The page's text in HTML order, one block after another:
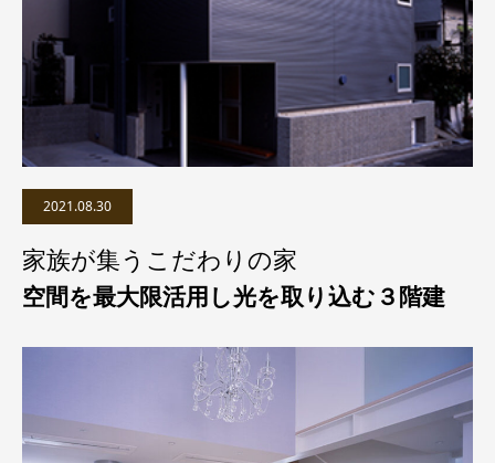
2021.08.30
家族が集うこだわりの家
空間を最大限活用し光を取り込む３階建